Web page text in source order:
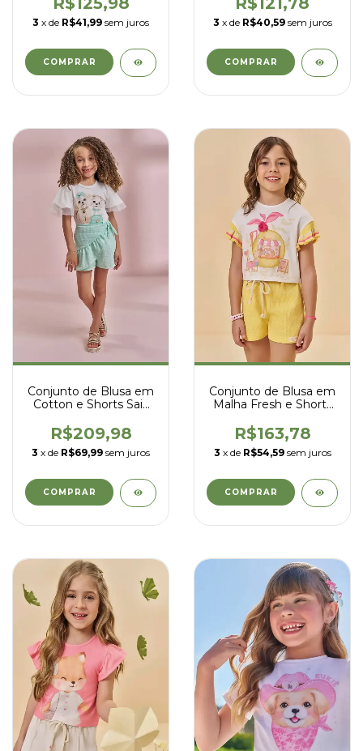
3 x de R$41,99 sem juros
COMPRAR
3 x de R$40,59 sem juros
COMPRAR
Conjunto de Blusa em
Cotton e Shorts Saia
Kukiê - 97131
R$209,98
3 x de R$69,99 sem juros
COMPRAR
Conjunto de Blusa em
Malha Fresh e Shorts
Kukiê - 94799
R$163,78
3 x de R$54,59 sem juros
COMPRAR